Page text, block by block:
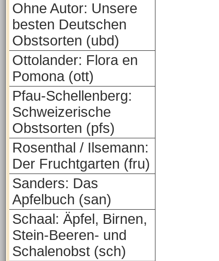
Ohne Autor: Unsere
besten Deutschen
Obstsorten (ubd)
Ottolander: Flora en
Pomona (ott)
Pfau-Schellenberg:
Schweizerische
Obstsorten (pfs)
Rosenthal / Ilsemann:
Der Fruchtgarten (fru)
Sanders: Das
Apfelbuch (san)
Schaal: Äpfel, Birnen,
Stein-Beeren- und
Schalenobst (sch)